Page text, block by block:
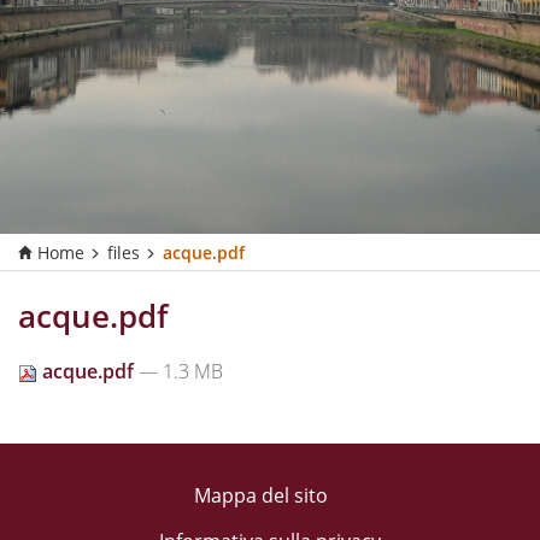
Home files acque.pdf
acque.pdf
acque.pdf— 1.3 MB
Mappa del sito